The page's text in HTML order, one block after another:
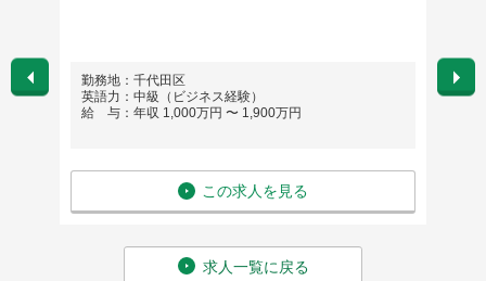
勤務地：千代田区
英語力：中級（ビジネス経験）
給 与：年収 1,000万円 〜 1,900万円
この求人を見る
勤務
英語
求人一覧に戻る